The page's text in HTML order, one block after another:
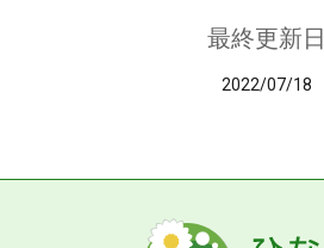
最終更新日
2022/07/18